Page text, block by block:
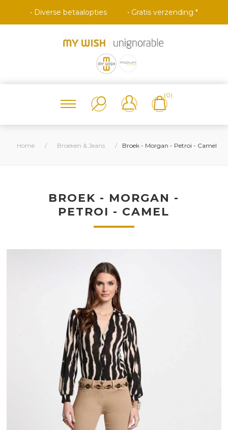
• Diverse betaalopties • Gratis verzending *
(0)
Home / Broeken & Jeans / Broek - Morgan - Petroi - Camel
BROEK - MORGAN -
PETROI - CAMEL